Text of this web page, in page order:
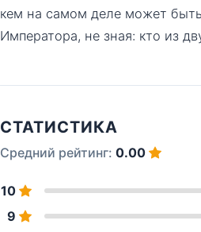
кем на самом деле может быть
Императора, не зная: кто из
СТАТИСТИКА
Средний рейтинг: 0.00
10
9